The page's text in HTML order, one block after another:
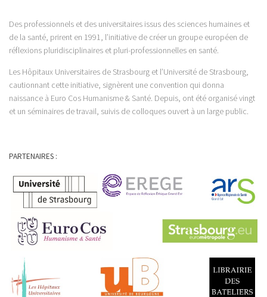
Des professionnels et des universitaires issus des sciences humaines et
de la santé, prirent en 1991, l’initiative de créer un groupe européen de
réflexions pluridisciplinaires et pluri-professionnelles en santé.
Les Hôpitaux Universitaires de Strasbourg et l’Université de Strasbourg,
cautionnant cette initiative, signèrent une convention qui donna
naissance à Euro Cos Humanisme & Santé. Depuis, ont été organisé vingt
et un séminaires de travail, suivis de colloques ouvert à un large public.
PARTENAIRES :